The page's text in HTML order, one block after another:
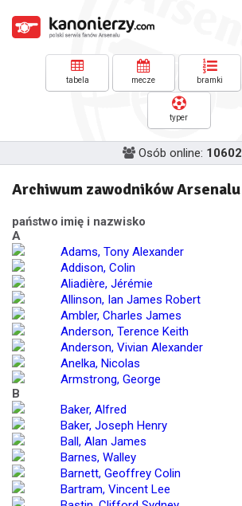
tabela mecze bramki
typer
Osób online: 10602
Archiwum zawodników Arsenalu
państwo imię i nazwisko
A
Adams, Tony Alexander
Addison, Colin
Aliadière, Jérémie
Allinson, Ian James Robert
Ambler, Charles James
Anderson, Terence Keith
Anderson, Vivian Alexander
Anelka, Nicolas
Armstrong, George
B
Baker, Alfred
Baker, Joseph Henry
Ball, Alan James
Barnes, Walley
Barnett, Geoffrey Colin
Bartram, Vincent Lee